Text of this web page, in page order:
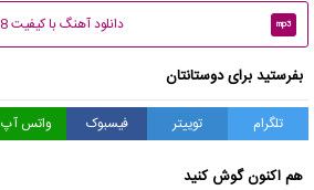
mp3 دانلود آهنگ با کیفیت 128
بفرستید برای دوستانتان
تلگرام توییتر فیسبوک واتس آپ
هم اکنون گوش کنید